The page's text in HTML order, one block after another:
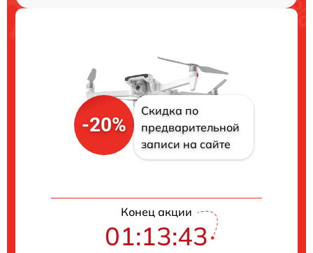
-20%
Скидка по
предварительной
записи на сайте
Конец акции
01:13:43